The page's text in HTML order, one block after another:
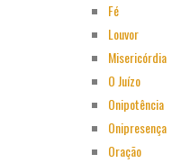
Fé
Louvor
Misericórdia
O Juízo
Onipotência
Onipresença
Oração